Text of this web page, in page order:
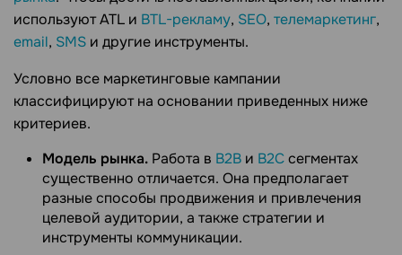
используют ATL и BTL-рекламу, SEO, телемаркетинг,
email, SMS и другие инструменты.
Условно все маркетинговые кампании
классифицируют на основании приведенных ниже
критериев.
Модель рынка. Работа в В2В и В2Ссегментах
существенно отличается. Она предполагает
разные способы продвижения и привлечения
целевой аудитории, а также стратегии и
инструменты коммуникации.